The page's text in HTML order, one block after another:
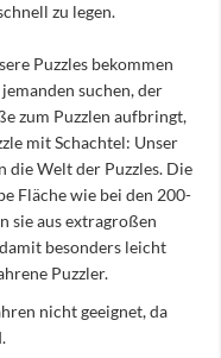
zu legen.
Puzzles bekommen
suchen, der
zum Puzzlen aufbringt,
mit Schachtel: Unser
die Welt der Puzzles. Die
Fläche wie bei den 200-
sie aus extragroßen
besonders leicht
Puzzler.
nicht geeignet, da